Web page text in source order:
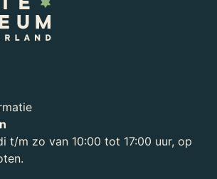
wie we zijn en waar we –
de schermen – aan werken.
t/m zo van 10:00 tot 17:00 uur, op